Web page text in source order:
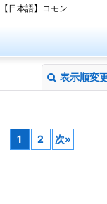
【日本語】コモン
表示順変
1 2 次»